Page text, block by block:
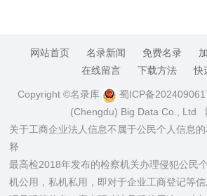
网站首页 名录新闻 免费名录
在线留言
下载方法 快
Copyright ©名录库 蜀ICP备
(Chengdu) Big Data Co., Ltd
关于工商企业法人信息不属于公民个人信息
释
最高检2018年发布的检察机关办理侵犯公民
机公用，私机私用，即对于企业工商登记等